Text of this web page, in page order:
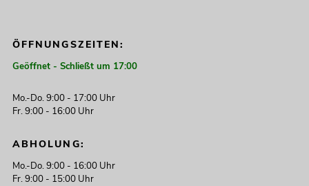
ÖFFNUNGSZEITEN:
Geöffnet - Schließt um 17:00
Mo.-Do. 9:00 - 17:00 Uhr
Fr. 9:00 - 16:00 Uhr
ABHOLUNG:
Mo.-Do. 9:00 - 16:00 Uhr
Fr. 9:00 - 15:00 Uhr